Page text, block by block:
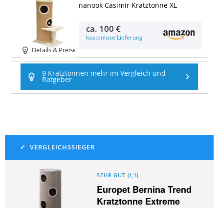
Details & Preise
nanook Casimir Kratztonne XL
ca. 100 €
kostenlose Lieferung
9 Kratztonnen mehr im Vergleich und
Ratgeber
SEHR GUT (1,1)
Europet Bernina Trend
Kratztonne Extreme